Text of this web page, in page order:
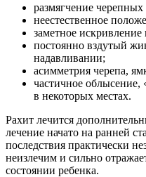
размягчение
неестественное
заметное
постоянно вздутый
надавливании;
асимметрия черепа,
частичное облысение,
в некоторых местах.
Рахит лечится
лечение начато на ранней
последствия практически
неизлечим и сильно
состоянии ребенка.